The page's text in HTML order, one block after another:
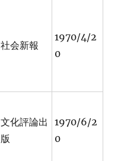
社会新報
1970/4/2
0
文化評論出
版
1970/6/2
0